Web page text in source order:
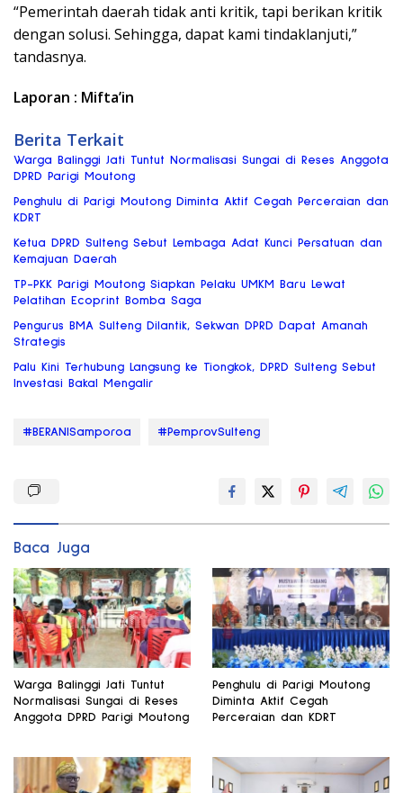
“Pemerintah daerah tidak anti kritik, tapi berikan kritik
dengan solusi. Sehingga, dapat kami tindaklanjuti,”
tandasnya.
Laporan : Mifta’in
Berita Terkait
Warga Balinggi Jati Tuntut Normalisasi Sungai di Reses Anggota
DPRD Parigi Moutong
Penghulu di Parigi Moutong Diminta Aktif Cegah Perceraian dan
KDRT
Ketua DPRD Sulteng Sebut Lembaga Adat Kunci Persatuan dan
Kemajuan Daerah
TP-PKK Parigi Moutong Siapkan Pelaku UMKM Baru Lewat
Pelatihan Ecoprint Bomba Saga
Pengurus BMA Sulteng Dilantik, Sekwan DPRD Dapat Amanah
Strategis
Palu Kini Terhubung Langsung ke Tiongkok, DPRD Sulteng Sebut
Investasi Bakal Mengalir
#BERANISamporoa #PemprovSulteng
Baca Juga
Warga Balinggi Jati Tuntut
Normalisasi Sungai di Reses
Anggota DPRD Parigi Moutong
Penghulu di Parigi Moutong
Diminta Aktif Cegah
Perceraian dan KDRT